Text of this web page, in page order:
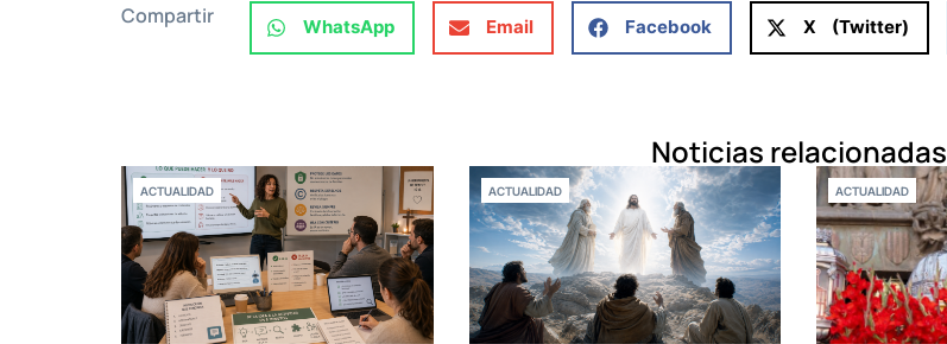
Compartir WhatsApp Email Facebook X (Twitter)
Noticias relacionadas
ACTUALIDAD ACTUALIDAD ACTUALIDAD